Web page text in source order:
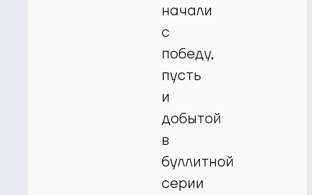
начали
с
победу,
пусть
и
добытой
в
буллитной
серии